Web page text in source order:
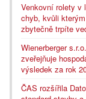
Venkovní rolety v
chyb, kvůli
zbytečně trpíte
Wienerberger s.r.o.
zveřejňuje
výsledek za rok
ČAS rozšířila